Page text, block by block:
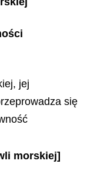
jej
się
morskiej]